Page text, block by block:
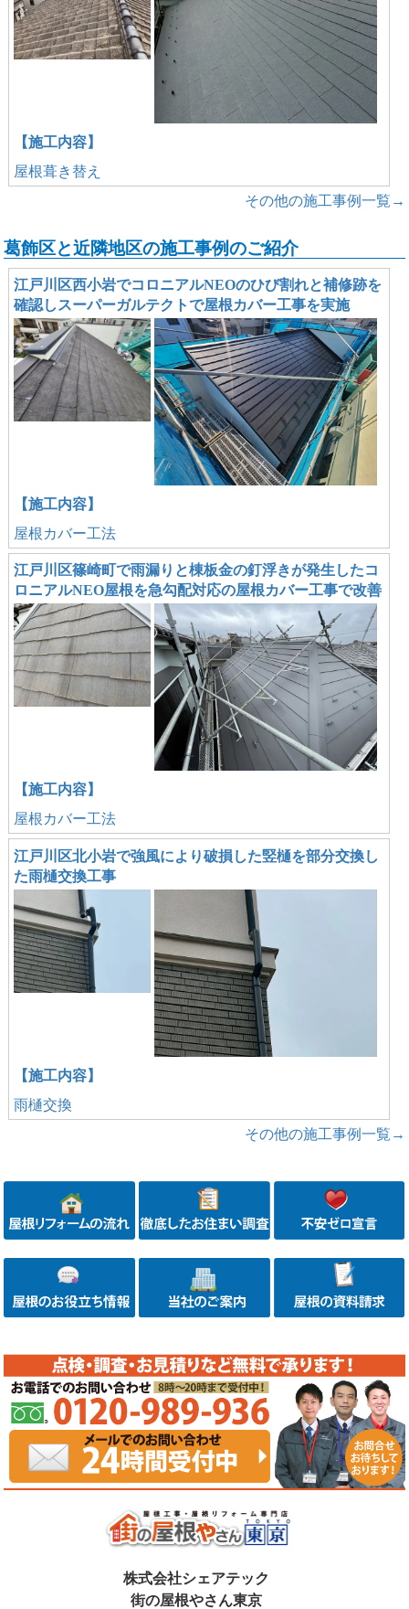
【施工内容】
屋根葺き替え
その他の施工事例一覧→
葛飾区と近隣地区の施工事例のご紹介
江戸川区西小岩でコロニアルNEOのひび割れと補修跡を
確認しスーパーガルテクトで屋根カバー工事を実施
【施工内容】
屋根カバー工法
江戸川区篠崎町で雨漏りと棟板金の釘浮きが発生したコ
ロニアルNEO屋根を急勾配対応の屋根カバー工事で改善
【施工内容】
屋根カバー工法
江戸川区北小岩で強風により破損した竪樋を部分交換し
た雨樋交換工事
【施工内容】
雨樋交換
その他の施工事例一覧→
株式会社シェアテック
街の屋根やさん東京